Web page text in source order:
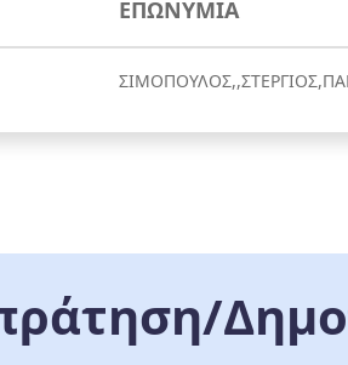
ΕΠΩΝΥΜΙΑ